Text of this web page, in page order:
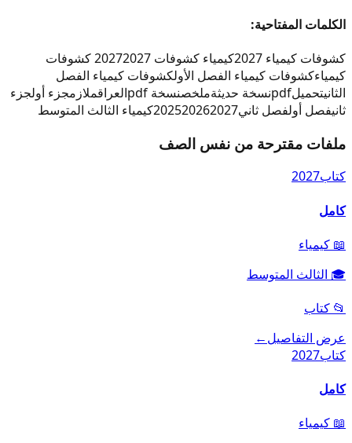
الكلمات المفتاحية:
كشوفات كيمياء 2027
كيمياء كشوفات 2027
2027 كشوفات
كيمياءكشوفات كيمياء الفصل الأولكشوفات كيمياء الفصل
الثانيتحميلpdfنسخة حديثةملخصنسخة pdf العراقملازمجزء أولجزء
ثانيفصل أولفصل ثاني 202520262027 كيمياء الثالث المتوسط
ملفات مقترحة من نفس الصف
كتاب2027
كامل
📖 كيمياء
🎓 الثالث المتوسط
📂 كتاب
عرض التفاصيل←
كتاب2027
كامل
📖 كيمياء